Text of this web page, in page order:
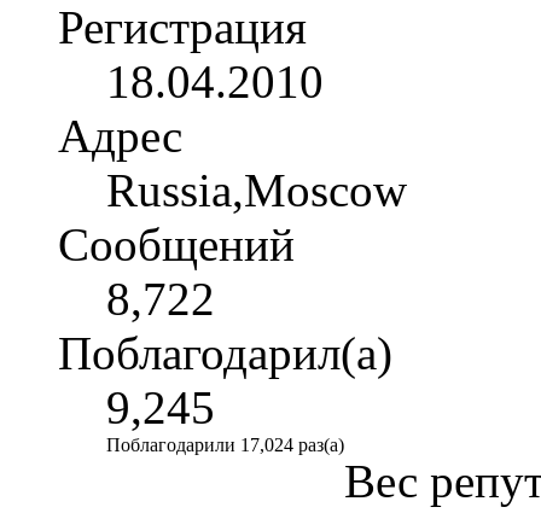
Регистрация
18.04.2010
Адрес
Russia,Moscow
Сообщений
8,722
Поблагодарил(а)
9,245
Поблагодарили 17,024 раз(а)
Вес